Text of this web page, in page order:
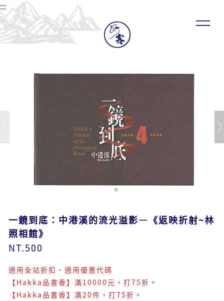
:::
一鏡到底：中港溪的流光溢影—《返映折射~林
照相館》​​​
NT.500
適用全站折扣、適用優惠代碼
【Hakka品書香】滿10000元，打75折。
【Hakka品書香】滿20件，打75折。